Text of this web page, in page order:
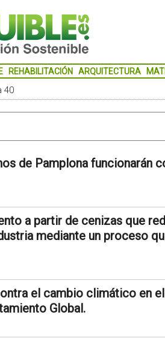
REHABILITACIÓN ARQUITECTURA
40
de Pamplona funcionarán
a partir de cenizas que
mediante un proceso
el cambio climático en
Global.